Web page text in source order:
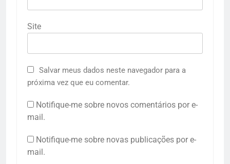
Site
Salvar meus dados neste navegador para a
próxima vez que eu comentar.
Notifique-me sobre novos comentários por e-
mail.
Notifique-me sobre novas publicações por e-
mail.